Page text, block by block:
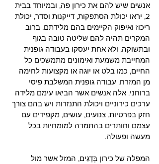
אנשים שיש להם את כירון פה, ובמיוחד בבית
2, יראו יכולת הסתפקות, דייקנות וסדר, יכולת
ריכוז ואיפוק הקיימים בהם מלידתם. ברוב
המקרים תהיה להם שליטה טובה בגוף
ובתשוקה, ולא אחת יעסקו בעבודה גופנית
המחייבת משמעת ואימונים מתמשכים כל
החיים, כמו בלט או יוגה או מקצועות לחימה
מן המזרח. עבודה גופנית המשלבת פיסי
ברוחני. אלה אנשים אשר הביאו עימם מלידה
ערכים כירוניים ויכולת התנזרות ויש בהם צורך
חזק בפרטיות. צנועים, עושים, מקפידים עם
עצמם וחותרים בהתמדה למומחיות בכל
מעשה ופעולה.
המפלה של כירון בְּדָגִים, המזל אשר מול